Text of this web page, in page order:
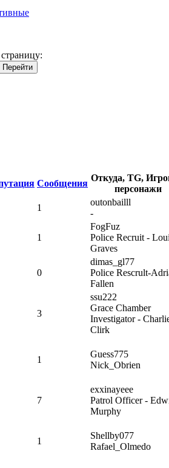
Сообщения
Откуда, TG,
персонажи
1
outonbailll
-
1
FogFuz
Police Recruit -
Graves
0
dimas_gl77
Police Rescrult-
Fallen
3
ssu222
Grace Chamber
Investigator -
Clirk
1
Guess775
Nick_Obrien
7
exxinayeee
Patrol Officer -
Murphy
1
Shellby077
Rafael_Olmedo